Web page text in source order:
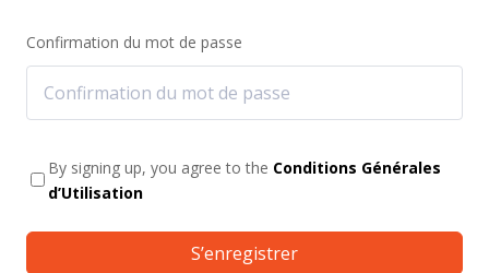
Confirmation du mot de passe
By signing up, you agree to the Conditions Générales
d’Utilisation
S’enregistrer